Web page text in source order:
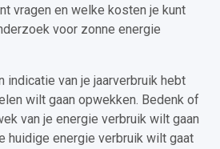
vragen en welke kosten je kunt
voor zonne energie
indicatie van je jaarverbruik hebt
wilt gaan opwekken. Bedenk of
van je energie verbruik wilt gaan
huidige energie verbruik wilt gaat